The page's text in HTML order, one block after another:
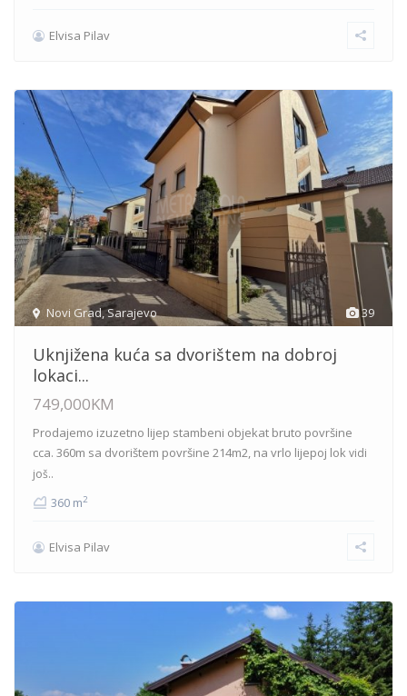
Elvisa Pilav
39
Novi Grad,Sarajevo
Uknjižena kuća sa dvorištem na dobroj
lokaci...
749,000KM
Prodajemo izuzetno lijep stambeni objekat bruto površine
cca. 360m sa dvorištem površine 214m2, na vrlo lijepoj lok vidi
još..
360 m2
Elvisa Pilav